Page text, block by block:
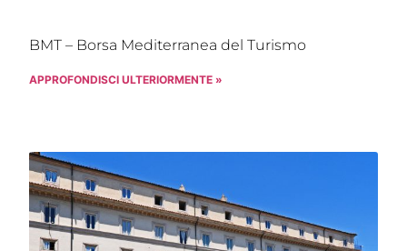
BMT – Borsa Mediterranea del Turismo
APPROFONDISCI ULTERIORMENTE »